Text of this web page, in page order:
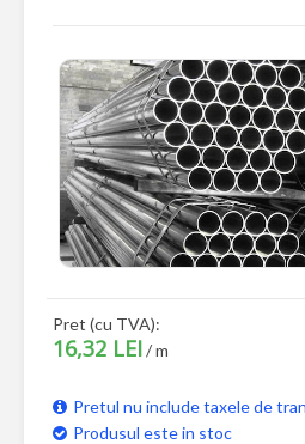
Pret (cu TVA):
16,32 LEI/ m
Pretul nu include taxele de
Produsul este in stoc